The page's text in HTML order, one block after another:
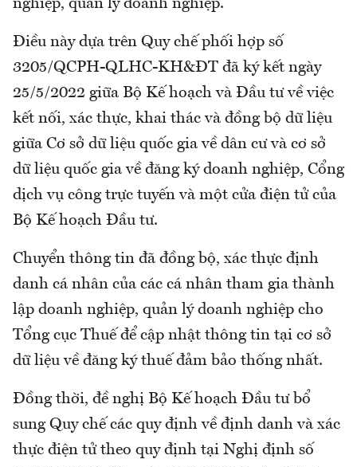
nghiệp, quản lý doanh nghiệp.
Điều này dựa trên Quy chế phối hợp số
3205/QCPH-QLHC-KH&ĐT đã ký kết ngày
25/5/2022 giữa Bộ Kế hoạch và Đầu tư về việc
kết nối, xác thực, khai thác và đồng bộ dữ liệu
giữa Cơ sở dữ liệu quốc gia về dân cư và cơ sở
dữ liệu quốc gia về đăng ký doanh nghiệp, Cổng
dịch vụ công trực tuyến và một cửa điện tử của
Bộ Kế hoạch Đầu tư.
Chuyển thông tin đã đồng bộ, xác thực định
danh cá nhân của các cá nhân tham gia thành
lập doanh nghiệp, quản lý doanh nghiệp cho
Tổng cục Thuế để cập nhật thông tin tại cơ sở
dữ liệu về đăng ký thuế đảm bảo thống nhất.
Đồng thời, đề nghị Bộ Kế hoạch Đầu tư bổ
sung Quy chế các quy định về định danh và xác
thực điện tử theo quy định tại Nghị định số